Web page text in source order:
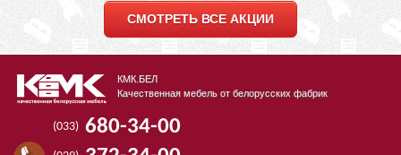
СМОТРЕТЬ ВСЕ АКЦИИ
КМК.БЕЛ
Качественная мебель от белорусских фабрик
(033) 680-34-00